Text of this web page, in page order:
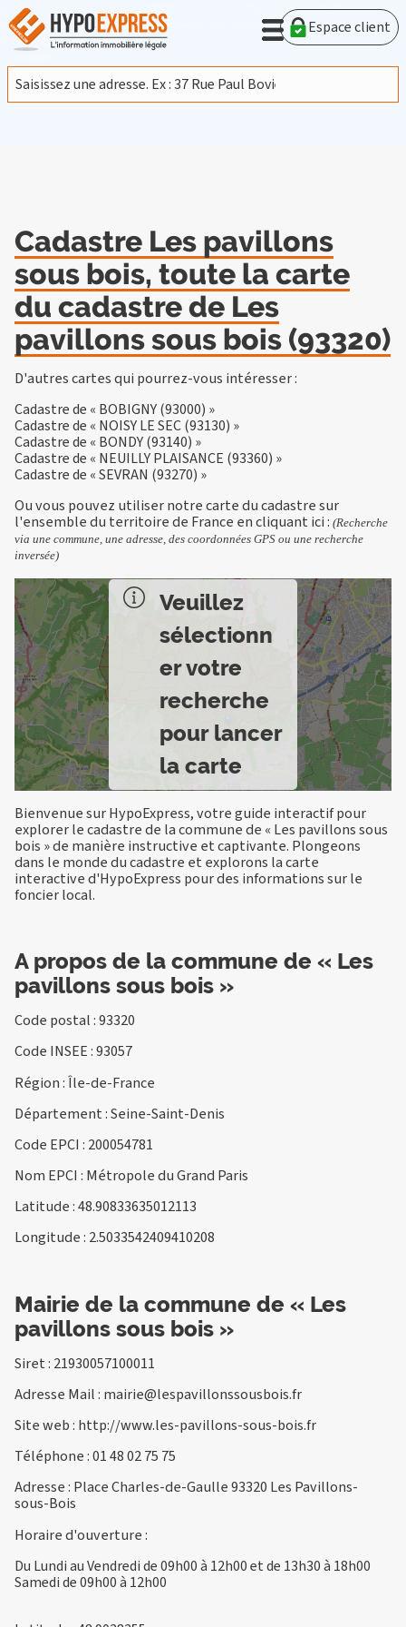
En poursuivant votre navigation sur ce site, vous acceptez
l'utilisation de cookies provenant de Google afin d'analyser le
trafic.En savoir plus
J'accepte
Espace client
Cadastre Les pavillons
sous bois, toute la carte
du cadastre de Les
pavillons sous bois (93320)
D'autres cartes qui pourrez-vous intéresser :
Cadastre de « BOBIGNY (93000) »
Cadastre de « NOISY LE SEC (93130) »
Cadastre de « BONDY (93140) »
Cadastre de « NEUILLY PLAISANCE (93360) »
Cadastre de « SEVRAN (93270) »
Ou vous pouvez utiliser notre carte du cadastre sur
l'ensemble du territoire de France encliquant ici: (Recherche
via une commune, une adresse, des coordonnées GPS ou une recherche
inversée)
Veuillez
sélectionn
er votre
recherche
pour lancer
la carte
Bienvenue sur HypoExpress, votre guide interactif pour
explorer le cadastre de la commune de « Les pavillons sous
bois » de manière instructive et captivante. Plongeons
dans le monde du cadastre et explorons la carte
interactive d'HypoExpress pour des informations sur le
foncier local.
A propos de la commune de « Les
pavillons sous bois »
Code postal : 93320
Code INSEE : 93057
Région : Île-de-France
Département : Seine-Saint-Denis
Code EPCI : 200054781
Nom EPCI : Métropole du Grand Paris
Latitude : 48.90833635012113
Longitude : 2.5033542409410208
Mairie de la commune de « Les
pavillons sous bois »
Siret : 21930057100011
Adresse Mail : mairie@lespavillonssousbois.fr
Site web : http://www.les-pavillons-sous-bois.fr
Téléphone :01 48 02 75 75
Adresse : Place Charles-de-Gaulle 93320 Les Pavillons-
sous-Bois
Horaire d'ouverture :
Du Lundi au Vendredi de 09h00 à 12h00 et de 13h30 à 18h00
Samedi de 09h00 à 12h00